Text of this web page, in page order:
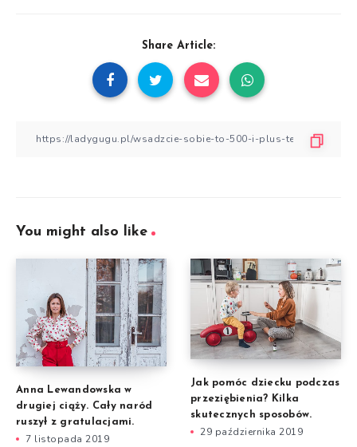
Share Article:
You might also like
Anna Lewandowska w
drugiej ciąży. Cały naród
ruszył z gratulacjami.
7 listopada 2019
Jak pomóc dziecku podczas
przeziębienia? Kilka
skutecznych sposobów.
29 października 2019